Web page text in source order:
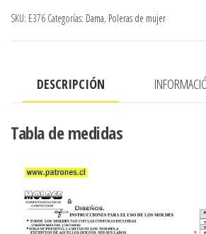
DELANTERO
INTERIOR
EN
cantidad
SKU: E376 Categorías: Dama, Poleras de mujer
DESCRIPCIÓN
Tabla de medidas